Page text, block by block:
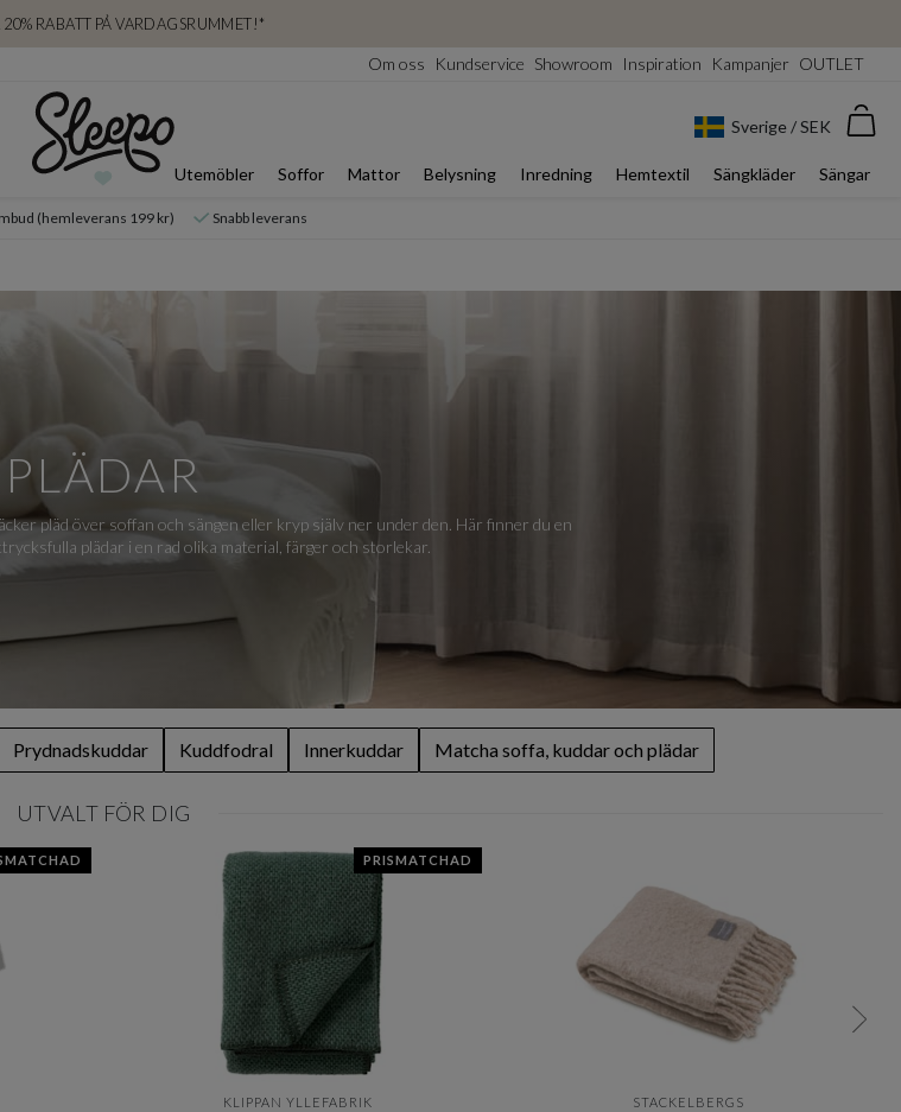
20% RABATT PÅ VARDAGSRUMMET!*
Om oss Kundservice Showroom Inspiration Kampanjer OUTLET
Sverige / SEK
Utemöbler Soffor Mattor Belysning Inredning Hemtextil Sängkläder Sängar
(hemleverans 199 kr) Snabb leverans
PLÄDAR
pläd över soffan och sängen eller kryp själv ner under den. Här finner du en
plädar i en rad olika material, färger och storlekar.
Prydnadskuddar Kuddfodral Innerkuddar Matcha soffa, kuddar och plädar
UTVALT FÖR DIG
PRISMATCHAD
KLIPPAN YLLEFABRIK STACKELBERGS